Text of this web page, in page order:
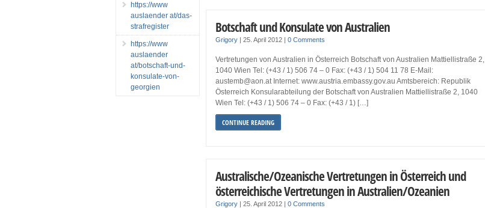
Botschaft und Konsulate von Australien
Grigory |25. April 2012 |0 Comments
Vertretungen von Australien in Österreich Botschaft von Australien Mattiellistraße 2,
1040 Wien Tel: (+43 / 1) 506 74 – 0 Fax: (+43 / 1) 504 11 78 E-Mail:
austemb@aon.at Internet: www.austria.embassy.gov.au Amtsbereich: Republik
Österreich Konsularabteilung der Botschaft von Australien Mattiellistraße 2, 1040
Wien Tel: (+43 / 1) 506 74 – 0 Fax: (+43 / 1) […]
CONTINUE READING
Australische/Ozeanische Vertretungen in Österreich und
österreichische Vertretungen in Australien/Ozeanien
Grigory |25. April 2012 |0 Comments
https://www
auslaender at/das-
strafregister
https://www
auslaender
at/botschaft-und-
konsulate-von-
georgien